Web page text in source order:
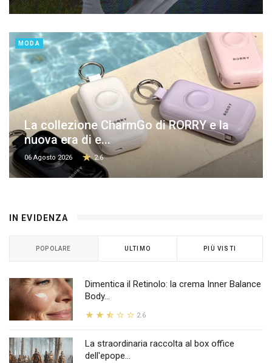
MODA
La collezione CharmGo di RORRY e la
nuova era di e...
06 Agosto 2026 2.6
IN EVIDENZA
POPOLARE ULTIMO PIÙ VISTI
Dimentica il Retinolo: la crema Inner Balance
Body...
2.6
La straordinaria raccolta al box office
dell'epope...